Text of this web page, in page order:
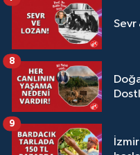
Sevr
8
9